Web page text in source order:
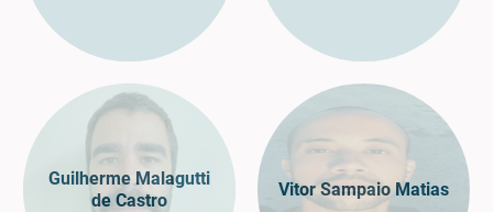
Guilherme Malagutti
de Castro
Vitor Sampaio Matias